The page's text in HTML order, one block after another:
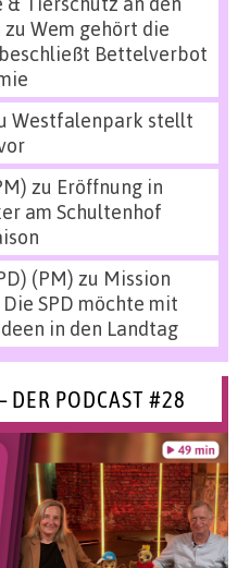
zu Wem gehört die
Bettelverbot
Westfalenpark stellt
zu Eröffnung in
am Schultenhof
(PM) zu Mission
SPD möchte mit
in den Landtag
DER PODCAST #28